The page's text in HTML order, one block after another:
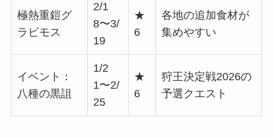
極熱重鎧グ
ラビモス
2/1
8〜3/
19
★
6
各地の追加食材が
集めやすい
イベント：
八種の黒詛
1/2
1〜2/
25
★
6
狩王決定戦2026の
予選クエスト